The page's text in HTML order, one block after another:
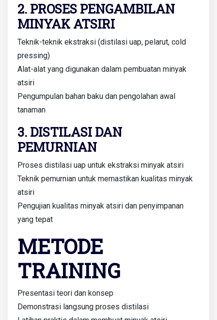
2. PROSES PENGAMBILAN
MINYAK ATSIRI
Teknik-teknik ekstraksi (distilasi uap, pelarut, cold
pressing)
Alat-alat yang digunakan dalam pembuatan minyak
atsiri
Pengumpulan bahan baku dan pengolahan awal
tanaman
3. DISTILASI DAN
PEMURNIAN
Proses distilasi uap untuk ekstraksi minyak atsiri
Teknik pemurnian untuk memastikan kualitas minyak
atsiri
Pengujian kualitas minyak atsiri dan penyimpanan
yang tepat
METODE
TRAINING
Presentasi teori dan konsep
Demonstrasi langsung proses distilasi